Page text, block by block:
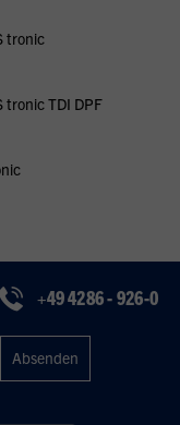
tronic
tronic TDI DPF
+49 4286 - 926-0
für den Newsletter ein